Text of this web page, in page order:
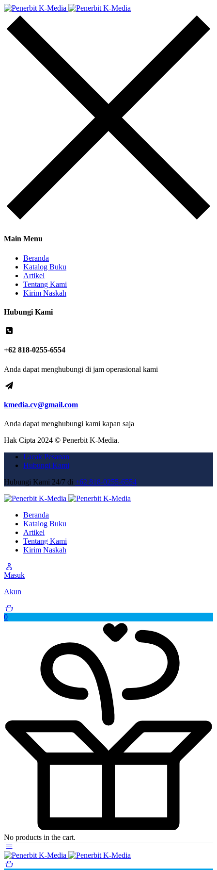
Main Menu
Beranda
Katalog Buku
Artikel
Tentang Kami
Kirim Naskah
Hubungi Kami
+62 818-0255-6554
Anda dapat menghubungi di jam operasional kami
kmedia.cv@gmail.com
Anda dapat menghubungi kami kapan saja
Hak Cipta 2024 © Penerbit K-Media.
Lacak Pesanan
Hubungi Kami
Hubungi Kami 24/7 di +62 818-0255-6554
Beranda
Katalog Buku
Artikel
Tentang Kami
Kirim Naskah
Masuk
Akun
0
No products in the cart.